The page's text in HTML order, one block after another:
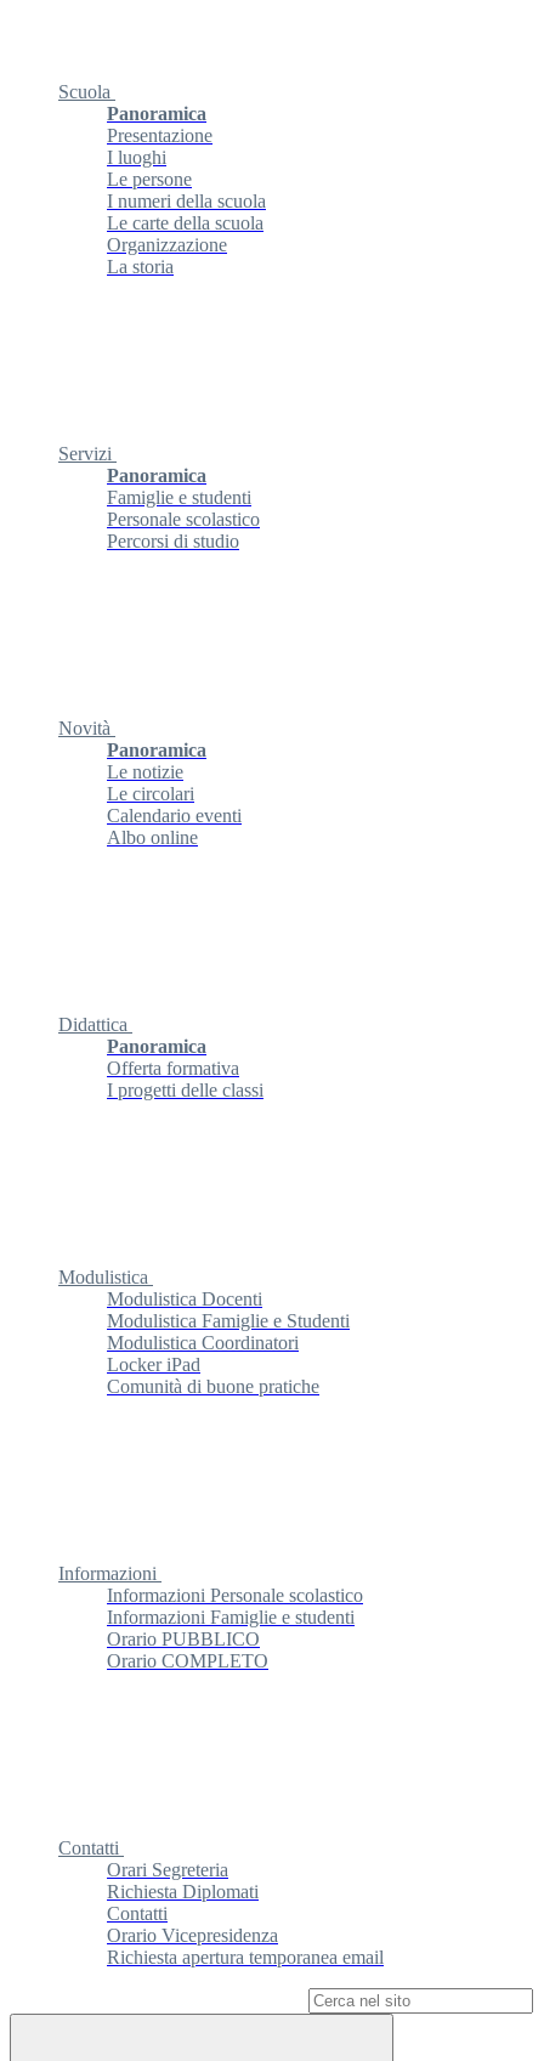
Scuola
Panoramica
Presentazione
I luoghi
Le persone
I numeri della scuola
Le carte della scuola
Organizzazione
La storia
Servizi
Panoramica
Famiglie e studenti
Personale scolastico
Percorsi di studio
Novità
Panoramica
Le notizie
Le circolari
Calendario eventi
Albo online
Didattica
Panoramica
Offerta formativa
I progetti delle classi
Modulistica
Modulistica Docenti
Modulistica Famiglie e Studenti
Modulistica Coordinatori
Locker iPad
Comunità di buone pratiche
Informazioni
Informazioni Personale scolastico
Informazioni Famiglie e studenti
Orario PUBBLICO
Orario COMPLETO
Contatti
Orari Segreteria
Richiesta Diplomati
Contatti
Orario Vicepresidenza
Richiesta apertura temporanea email